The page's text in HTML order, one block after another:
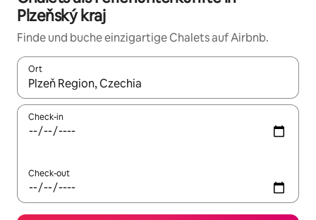
Plzeňský kraj
Finde und buche einzigartige Chalets auf Airbnb.
Ort
Wenn Ergebnisse verfügbar sind, navigiere mit den
Check-in
Check-out